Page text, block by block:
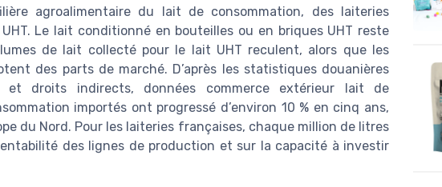
agroalimentaire du lait de consommation, des laiteries
Le lait conditionné en bouteilles ou en briques UHT reste
de lait collecté pour le lait UHT reculent, alors que les
des parts de marché. D’après les statistiques douanières
et droits indirects, données commerce extérieur lait de
importés ont progressé d’environ 10 % en cinq ans,
du Nord. Pour les laiteries françaises, chaque million de litres
des lignes de production et sur la capacité à investir